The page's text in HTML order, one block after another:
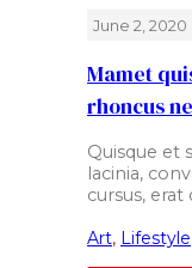
June 2, 2020
Mamet
rhoncus
Quisque et
lacinia,
cursus, erat
Art, Lifestyle